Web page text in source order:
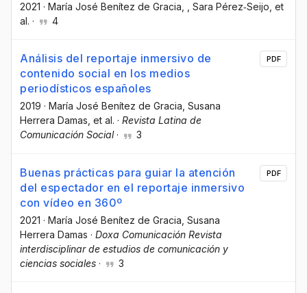
2021 · María José Benítez de Gracia , , Sara Pérez‐Seijo , et
al. · 4
Análisis del reportaje inmersivo de
contenido social en los medios
periodísticos españoles
2019 · María José Benítez de Gracia , Susana
Herrera Damas , et al. · Revista Latina de
Comunicación Social· 3
PDF
Buenas prácticas para guiar la atención
del espectador en el reportaje inmersivo
con vídeo en 360º
2021 · María José Benítez de Gracia , Susana
Herrera Damas · Doxa Comunicación Revista
interdisciplinar de estudios de comunicación y
ciencias sociales · 3
PDF